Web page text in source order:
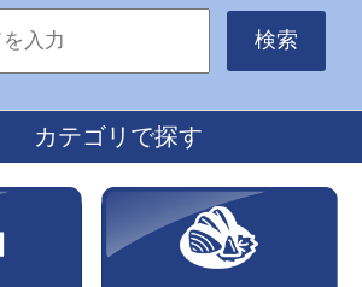
検索
カテゴリで探す